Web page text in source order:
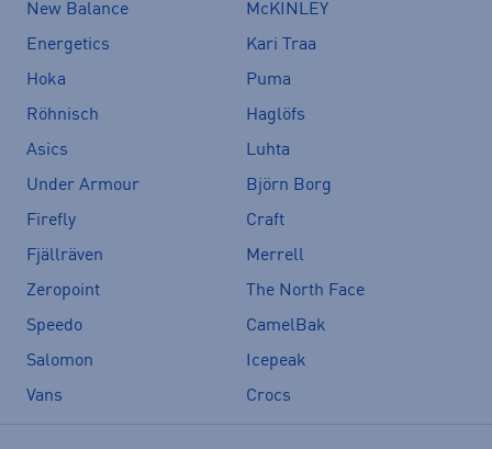
New Balance
McKINLEY
Energetics
Kari Traa
Hoka
Puma
Röhnisch
Haglöfs
Asics
Luhta
Under Armour
Björn Borg
Firefly
Craft
Fjällräven
Merrell
Zeropoint
The North Face
Speedo
CamelBak
Salomon
Icepeak
Vans
Crocs